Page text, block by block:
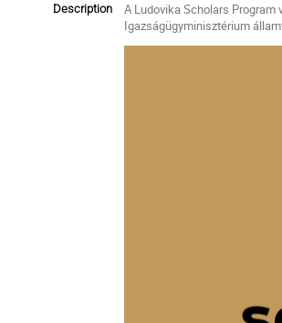
Description
A Ludovika Scholars
Igazságügyminisztérium